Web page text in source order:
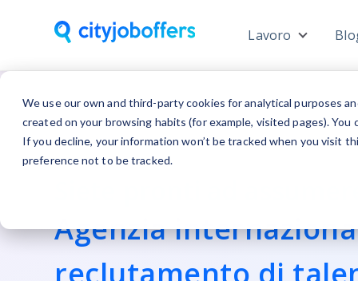
We use our own and third-party cookies for analytical purposes
created on your browsing habits (for example, visited pages). You
If you decline, your information won’t be tracked when you visit
preference not to be tracked.
Lavoro Show
Agenzia